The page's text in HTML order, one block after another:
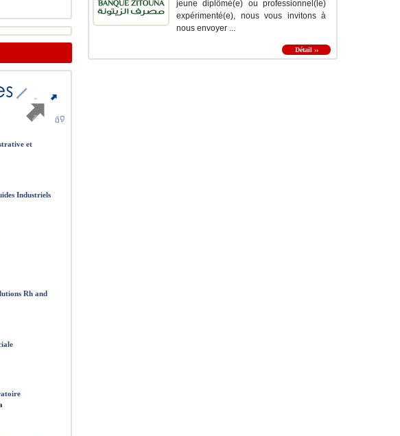
jeune diplômé(e) ou professionnel(le)
expérimenté(e), nous vous invitons à
nous envoyer ...
Détail ››
et
Industriels
Rh and